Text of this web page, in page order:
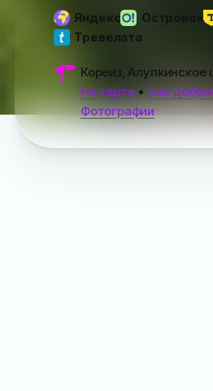
Яндекс Островок
Тревелата
Кореиз, Алупкинское
На карте• Как
Фотографии